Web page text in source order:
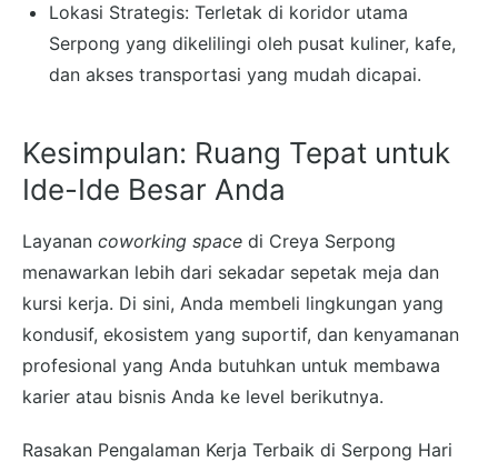
Lokasi Strategis: Terletak di koridor utama
Serpong yang dikelilingi oleh pusat kuliner, kafe,
dan akses transportasi yang mudah dicapai.
Kesimpulan: Ruang Tepat untuk
Ide-Ide Besar Anda
Layanan coworking space di Creya Serpong
menawarkan lebih dari sekadar sepetak meja dan
kursi kerja. Di sini, Anda membeli lingkungan yang
kondusif, ekosistem yang suportif, dan kenyamanan
profesional yang Anda butuhkan untuk membawa
karier atau bisnis Anda ke level berikutnya.
Rasakan Pengalaman Kerja Terbaik di Serpong Hari